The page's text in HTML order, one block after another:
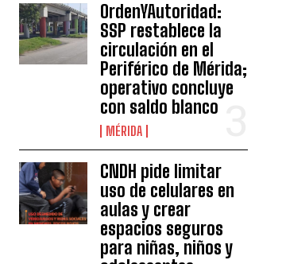
OrdenYAutoridad:
SSP restablece la
circulación en el
Periférico de Mérida;
operativo concluye
con saldo blanco
MÉRIDA
CNDH pide limitar
uso de celulares en
aulas y crear
espacios seguros
para niñas, niños y